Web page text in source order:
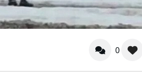
0